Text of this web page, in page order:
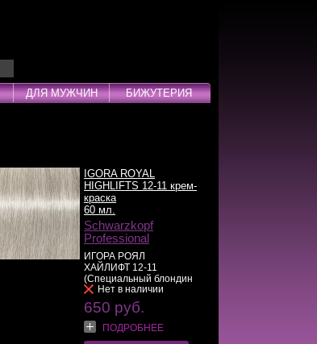
ДЛЯ МУЖЧИН БИЖУТЕРИЯ
IGORA ROYAL
HIGHLIFTS 12-11 крем-
краска
60 мл.
Schwarzkopf
Professional
ИГОРА РОЯЛ
ХАЙЛИФТ 12-11
(Специальный блондин
санд... >>
Нет в наличии
650 руб.
ПОДРОБНЕЕ